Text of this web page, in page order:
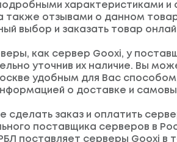
характеристиками и
также отзывами о данном
выбор и заказать товар
как сервер Gooxi, у
уточнив их наличие. Вы
удобным для Вас
о доставке и
сделать заказ и оплатить
поставщика серверов в
поставляет серверы Gooxi в